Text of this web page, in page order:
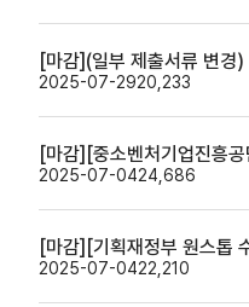
2025-07-2920,233
2025-07-0424,686
2025-07-0422,210